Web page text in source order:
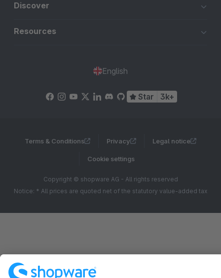
Discover
Resources
English
Star 3k+
Terms & Conditions Privacy Legal notice
Cookie settings
Copyright © shopware AG - All rights reserved
Notice: * All prices are quoted net of the statutory value-added tax